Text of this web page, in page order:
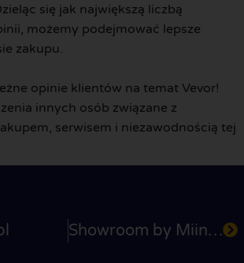
się jak największą liczbą
możemy podejmować lepsze
zakupu.
opinie klientów na temat Vevor!
innych osób związane z
serwisem i niezawodnością tej
Showroom by Miinto